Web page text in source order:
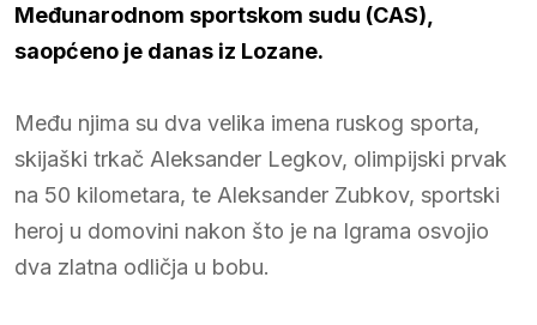
Međunarodnom sportskom sudu (CAS),
saopćeno je danas iz Lozane.
Među njima su dva velika imena ruskog sporta,
skijaški trkač Aleksander Legkov, olimpijski prvak
na 50 kilometara, te Aleksander Zubkov, sportski
heroj u domovini nakon što je na Igrama osvojio
dva zlatna odličja u bobu.